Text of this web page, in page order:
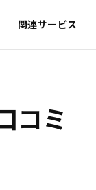
関連サービス
コミ